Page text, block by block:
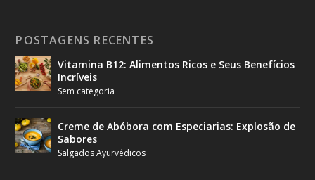
POSTAGENS RECENTES
Vitamina B12: Alimentos Ricos e Seus Benefícios
Incríveis
Sem categoria
Creme de Abóbora com Especiarias: Explosão de
Sabores
Salgados Ayurvédicos